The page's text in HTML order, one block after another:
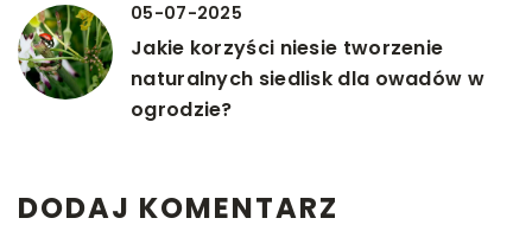
05-07-2025
Jakie korzyści niesie tworzenie
naturalnych siedlisk dla owadów w
ogrodzie?
DODAJ KOMENTARZ